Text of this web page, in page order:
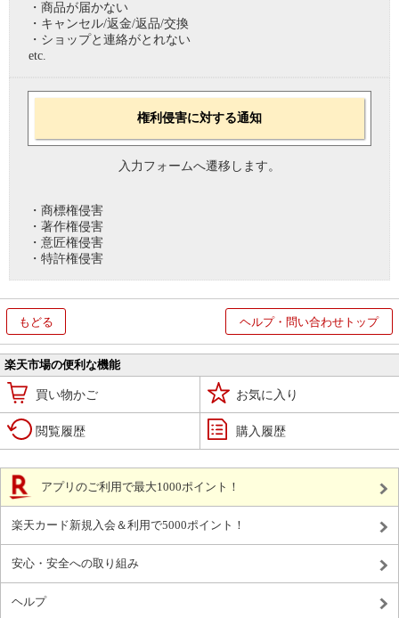
・商品が届かない
・キャンセル/返金/返品/交換
・ショップと連絡がとれない
etc.
権利侵害に対する通知
入力フォームへ遷移します。
・商標権侵害
・著作権侵害
・意匠権侵害
・特許権侵害
もどる ヘルプ・問い合わせトップ
楽天市場の便利な機能
買い物かご お気に入り
閲覧履歴 購入履歴
アプリのご利用で最大1000ポイント！
楽天カード新規入会＆利用で5000ポイント！
安心・安全への取り組み
ヘルプ